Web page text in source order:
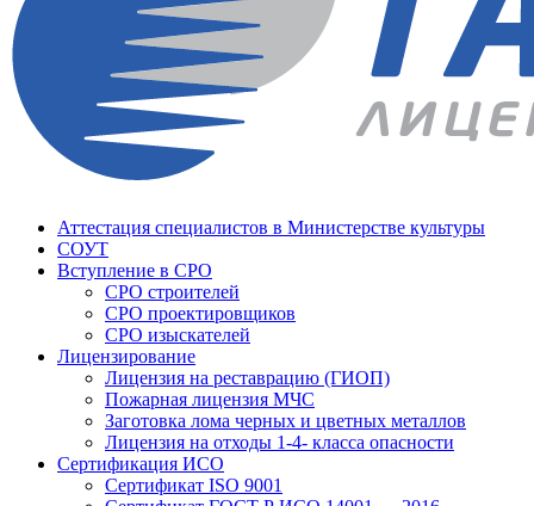
Аттестация специалистов в Министерстве культуры
СОУТ
Вступление в СРО
СРО строителей
СРО проектировщиков
СРО изыскателей
Лицензирование
Лицензия на реставрацию (ГИОП)
Пожарная лицензия МЧС
Заготовка лома черных и цветных металлов
Лицензия на отходы 1-4- класса опасности
Сертификация ИСО
Сертификат ISO 9001